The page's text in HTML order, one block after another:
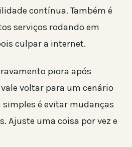
contínua. Também é
serviços rodando em
culpar a internet.
piora após
voltar para um cenário
simples é evitar mudanças
Ajuste uma coisa por vez e